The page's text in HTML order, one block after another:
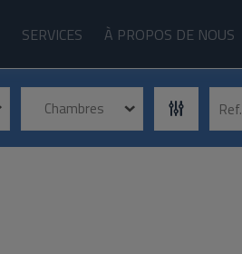
SERVICES À PROPOS DE NOUS
Chambres Ref.